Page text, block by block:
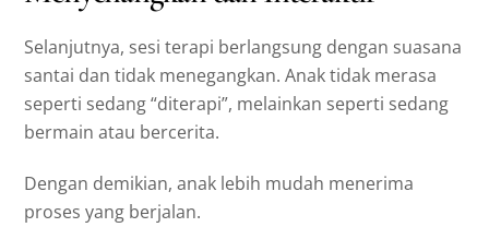
Selanjutnya, sesi terapi berlangsung dengan suasana
santai dan tidak menegangkan. Anak tidak merasa
seperti sedang “diterapi”, melainkan seperti sedang
bermain atau bercerita.
Dengan demikian, anak lebih mudah menerima
proses yang berjalan.